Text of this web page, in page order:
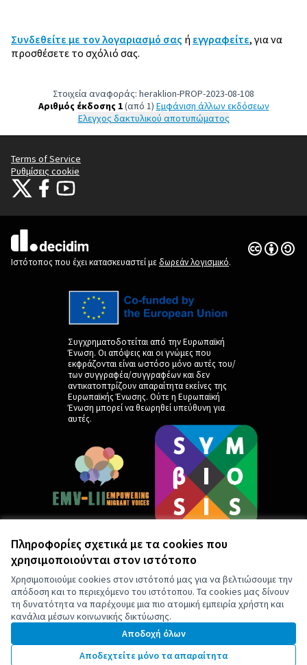
Πληροφορίες σχετικά με τα cookies που
χρησιμοποιούνται στον ιστότοπο
Χρησιμοποιούμε cookies στον ιστότοπό μας για να βελτιώσουμε την
απόδοση και το περιεχόμενο του ιστότοπου. Τα cookies μας δίνουν
τη δυνατότητα να παρέχουμε μια πιο ατομική εμπειρία χρήστη και
κανάλια μέσων κοινωνικής δικτύωσης.
Αποδοχή όλων
Αποδεχτείτε μόνο τα απαραίτητα
Συνδεθείτε με τον λογαριασμό σας ή εγγραφείτε, για να
προσθέσετε το σχόλιό σας.
Στοιχεία αναφοράς: heraklion-PROP-2023-08-108
Αριθμός έκδοσης 1(από 1) εμφάνιση άλλων εκδόσεων
Έλεγχος δακτυλικού αποτυπώματος
Terms of Service
Ρυθμίσεις cookie
Citizens Participation Portal at X
Ο οργανισμός Citizens Participation Portal στο Facebook
Ο οργανισμός Citizens Participation Portal στο YouTube
(Εξωτερική σύνδεση)
Ιστότοπος που έχει κατασκευαστεί με δωρεάν λογισμικό.
Άδεια
(Εξωτερική
Συγχρηματοδοτείται από την Ευρωπαϊκή
Ένωση. Οι απόψεις και οι γνώμες που
εκφράζονται είναι ωστόσο μόνο αυτές του/
των συγγραφέα/συγγραφέων και δεν
αντικατοπτρίζουν απαραίτητα εκείνες της
Ευρωπαϊκής Ένωσης. Ούτε η Ευρωπαϊκή
Ένωση μπορεί να θεωρηθεί υπεύθυνη για
αυτές.
by